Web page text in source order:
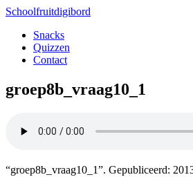
Schoolfruitdigibord
Snacks
Quizzen
Contact
groep8b_vraag10_1
“groep8b_vraag10_1”. Gepubliceerd: